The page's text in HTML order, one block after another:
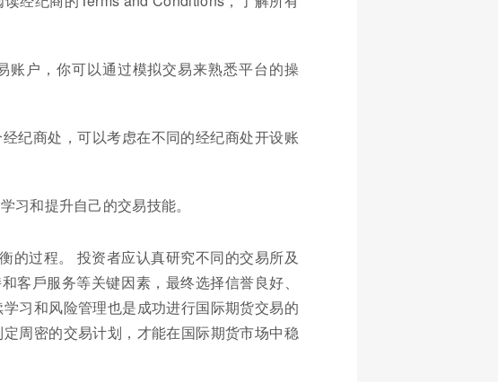
账户，你可以通过模拟交易来熟悉平台的操
纪商处，可以考虑在不同的经纪商处开设账
习和提升自己的交易技能。
的过程。 投资者应认真研究不同的交易所及
客戶服务等关键因素，最终选择信誉良好、
习和风险管理也是成功进行国际期货交易的
周密的交易计划，才能在国际期货市场中稳